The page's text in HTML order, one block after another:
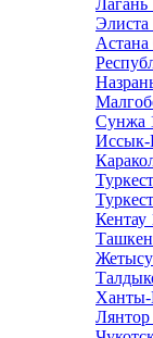
Лагань
Элиста
Астана
Сунжа
Иссык-
Кентау
Жетысу
Лянтор